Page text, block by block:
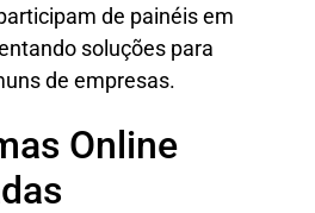
de painéis em
soluções para
de empresas.
Online